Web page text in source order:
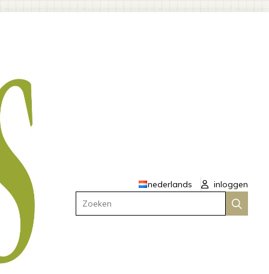
nederlands
inloggen
Zoeken